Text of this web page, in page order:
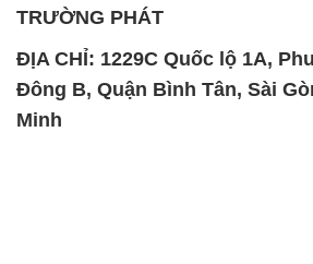
TRƯỜNG PHÁT
ĐỊA CHỈ: 1229C Quốc lộ 1A,
Đông B, Quận Bình Tân, Sài
Minh